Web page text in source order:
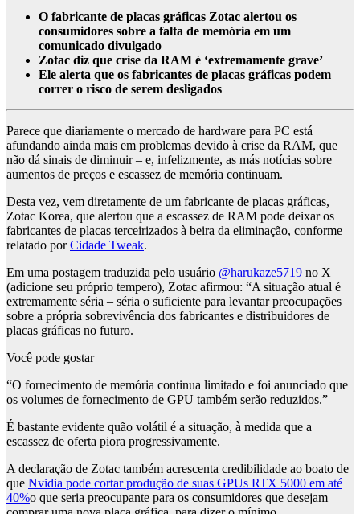
O fabricante de placas gráficas Zotac alertou os
consumidores sobre a falta de memória em um
comunicado divulgado
Zotac diz que crise da RAM é ‘extremamente grave’
Ele alerta que os fabricantes de placas gráficas podem
correr o risco de serem desligados
Parece que diariamente o mercado de hardware para PC está
afundando ainda mais em problemas devido à crise da RAM, que
não dá sinais de diminuir – e, infelizmente, as más notícias sobre
aumentos de preços e escassez de memória continuam.
Desta vez, vem diretamente de um fabricante de placas gráficas,
Zotac Korea, que alertou que a escassez de RAM pode deixar os
fabricantes de placas terceirizados à beira da eliminação, conforme
relatado porCidade Tweak.
Em uma postagem traduzida pelo usuário @harukaze5719 no X
(adicione seu próprio tempero), Zotac afirmou: “A situação atual é
extremamente séria – séria o suficiente para levantar preocupações
sobre a própria sobrevivência dos fabricantes e distribuidores de
placas gráficas no futuro.
Você pode gostar
“O fornecimento de memória continua limitado e foi anunciado que
os volumes de fornecimento de GPU também serão reduzidos.”
É bastante evidente quão volátil é a situação, à medida que a
escassez de oferta piora progressivamente.
A declaração de Zotac também acrescenta credibilidade ao boato de
que Nvidia pode cortar produção de suas GPUs RTX 5000 em até
40%o que seria preocupante para os consumidores que desejam